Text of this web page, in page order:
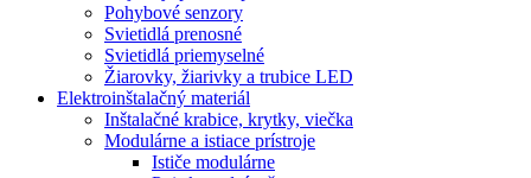
Pohybové senzory
Svietidlá prenosné
Svietidlá priemyselné
Žiarovky, žiarivky a trubice LED
Elektroinštalačný materiál
Inštalačné krabice, krytky, viečka
Modulárne a istiace prístroje
Ističe modulárne